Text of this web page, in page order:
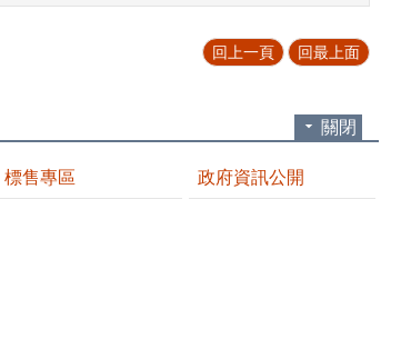
回上一頁 回最上面
關閉
標售專區 政府資訊公開